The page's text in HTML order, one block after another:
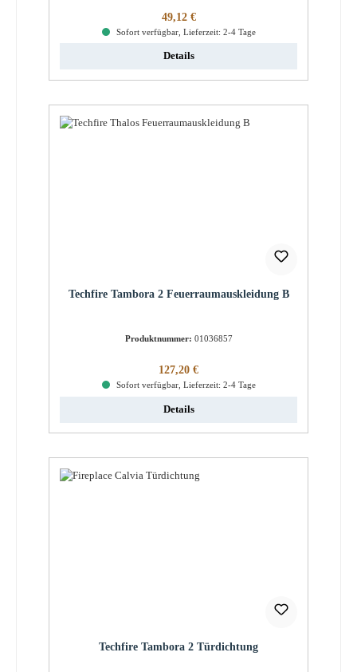
Regulärer Preis:
49,12 €
Sofort verfügbar, Lieferzeit: 2-4 Tage
Details
Techfire Tambora 2 Feuerraumauskleidung B
Produktnummer: 01036857
Regulärer Preis:
127,20 €
Sofort verfügbar, Lieferzeit: 2-4 Tage
Details
Techfire Tambora 2 Türdichtung